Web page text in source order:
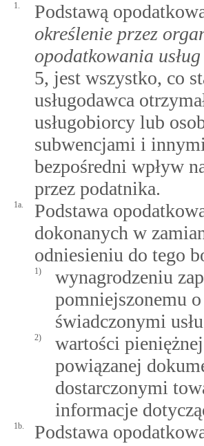
1.
Podstawą
określenie przez
opodatkowania
5, jest wszystko, co
usługodawca
usługobiorcy lub
subwencjami i
bezpośredni wpływ
przez podatnika.
1a.
Podstawa
dokonanych w
odniesieniu do tego
1)
wynagrodzeniu
pomniejszonemu
świadczonymi
2)
wartości
powiązanej
dostarczonymi
informacje
1b.
Podstawa